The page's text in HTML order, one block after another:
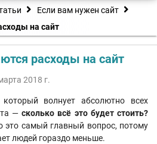
Если вам нужен сайт
на сайт
расходы на сайт
2018 г.
волнует абсолютно всех
— сколько всё это будет стоить?
это самый главный вопрос, потому
людей гораздо меньше.